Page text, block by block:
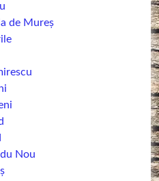
de Mureș
Nou